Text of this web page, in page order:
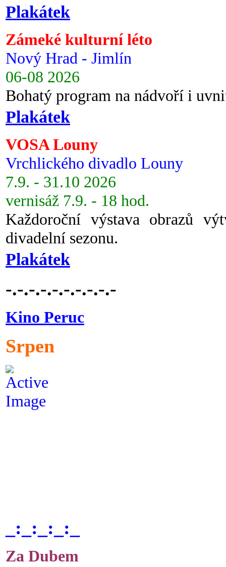
Plakátek
Zámeké kulturní léto
Nový Hrad - Jimlín
06-08 2026
Bohatý program na nádvoří i
Plakátek
VOSA Louny
Vrchlického divadlo Louny
7.9. - 31.10 2026
vernisáž 7.9. - 18 hod.
Každoroční výstava obrazů
divadelní sezonu.
Plakátek
-.-.-.-.-.-.-.-.-.-
Kino Peruc
Srpen
_:_:_:_:_
Za Dubem